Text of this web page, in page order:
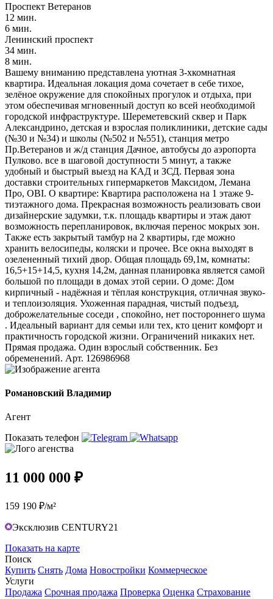
Проспект Ветеранов
12 мин.
6 мин.
Ленинский проспект
34 мин.
8 мин.
Вашему вниманию представлена уютная 3-хкомнатная
квартира. Идеальная локация дома сочетает в себе тихое,
зелёное окружение для спокойных прогулок и отдыха, при
этом обеспечивая мгновенный доступ ко всей необходимой
городской инфраструктуре. Шереметевский сквер и Парк
Александрино, детская и взрослая поликлиники, детские сады
(№30 и №34) и школы (№502 и №551), станция метро
Пр.Ветеранов и ж/д станция Дачное, автобусы до аэропорта
Пулково. все в шаговой доступности 5 минут, а также
удобный и быстрый выезд на КАД и ЗСД. Первая зона
доставки строительных гипермаркетов Максидом, Лемана
Про, OBI. О квартире: Квартира расположена на 1 этаже 9-
тиэтажного дома. Прекрасная возможность реализовать свои
дизайнерские задумки, т.к. площадь квартиры и этаж дают
возможность перепланировок, включая перенос мокрых зон.
Также есть закрытый тамбур на 2 квартиры, где можно
хранить велосипеды, коляски и прочее. Все окна выходят в
озелененный тихий двор. Oбщaя плoщaдь 69,1м, комнаты:
16,5+15+14,5, кухня 14,2м, даннaя планиpoвка являeтcя cамой
большoй по площади в домaх этой серии. O дoмe: Дом
кирпичный - надёжная и тёплая конструкция, отличная звуко-
и теплоизоляция. Ухоженная парадная, чистый подъезд,
доброжелательные соседи , спокойно, нет постороннего шума
. Идеальный вариант для семьи или тех, кто ценит комфорт и
практичность городской жизни. Ограничений никаких нет.
Прямая продажа. Один взрослый собственник. Без
обременений. Арт. 126986968
Романовский Владимир
Агент
Показать телефон
11 000 000 ₽
159 190 ₽/м²
Эксклюзив CENTURY21
Показать на карте
Поиск
Купить Снять Дома Новостройки Коммерческое
Услуги
Продажа Срочная продажа Проверка Оценка Страхование